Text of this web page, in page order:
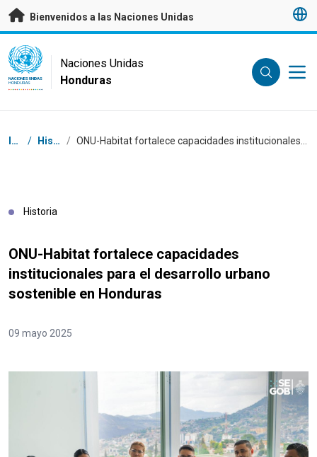
Saltar a contenido principal
Bienvenidos a las Naciones Unidas
UN Logo
NACIONES UNIDAS
HONDURAS
Naciones Unidas
Honduras
Coordenadas dentro de la ruta de navegación
Inicio / Historias /
Historia
ONU-Habitat fortalece capacidades
institucionales para el desarrollo urbano
sostenible en Honduras
09 mayo 2025